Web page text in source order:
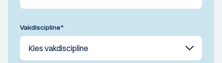
Vakdiscipline*